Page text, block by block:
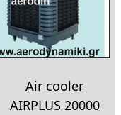
Air cooler
AIRPLUS 20000